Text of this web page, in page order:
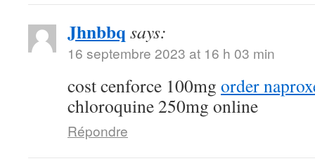
Jhnbbq says:
16 septembre 2023 at 16 h 03 min
cost cenforce 100mg order
chloroquine 250mg online
Répondre